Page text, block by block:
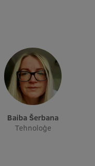
Baiba Šerbana
Tehnoloģe